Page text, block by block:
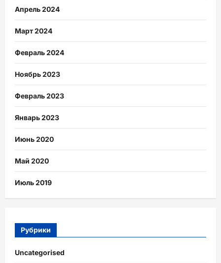
Апрель 2024
Март 2024
Февраль 2024
Ноябрь 2023
Февраль 2023
Январь 2023
Июнь 2020
Май 2020
Июль 2019
Рубрики
Uncategorised